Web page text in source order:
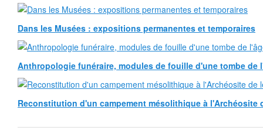
Dans les Musées : expositions permanentes et temporaires
Anthropologie funéraire, modules de fouille d'une tombe de
Reconstitution d'un campement mésolithique à l'Archéosite